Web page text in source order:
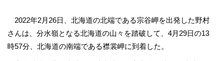
2022年2月26日、北海道の北端である宗谷岬を出発した野村
さんは、分水嶺となる北海道の山々を踏破して、4月29日の13
時57分、北海道の南端である襟裳岬に到着した。